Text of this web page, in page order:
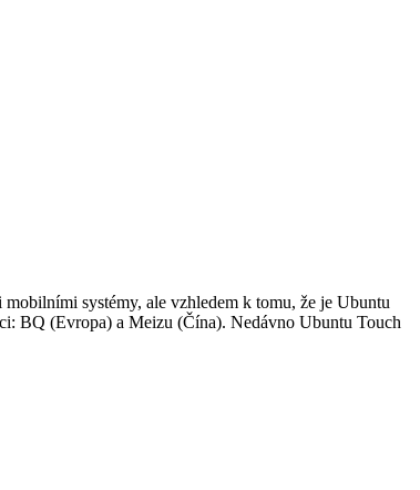
systémy, ale vzhledem k tomu, že je Ubuntu
BQ (Evropa) a Meizu (Čína). Nedávno Ubuntu Touch